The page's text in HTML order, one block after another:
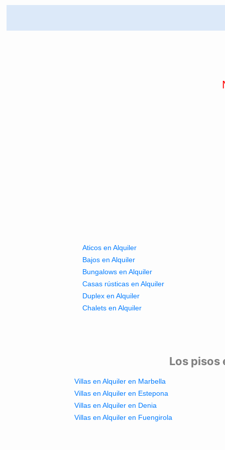
Aticos en Alquiler
Bajos en Alquiler
Bungalows en Alquiler
Casas rústicas en Alquiler
Duplex en Alquiler
Chalets en Alquiler
Los pisos
Villas en Alquiler en Marbella
Villas en Alquiler en Estepona
Villas en Alquiler en Denia
Villas en Alquiler en Fuengirola